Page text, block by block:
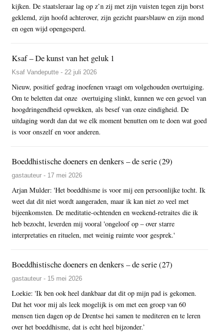
kijken. De staatsleraar lag op z’n zij met zijn vuisten tegen zijn borst
geklemd, zijn hoofd achterover, zijn gezicht paarsblauw en zijn mond
en ogen wijd opengesperd.
Ksaf – De kunst van het geluk 1
Ksaf Vandeputte - 22 juli 2026
Nieuw, positief gedrag inoefenen vraagt om volgehouden overtuiging.
Om te beletten dat onze overtuiging slinkt, kunnen we een gevoel van
hoogdringendheid opwekken, als besef van onze eindigheid. De
uitdaging wordt dan dat we elk moment benutten om te doen wat goed
is voor onszelf en voor anderen.
Boeddhistische doeners en denkers – de serie (29)
gastauteur - 17 mei 2026
Arjan Mulder: 'Het boeddhisme is voor mij een persoonlijke tocht. Ik
weet dat dit niet wordt aangeraden, maar ik kan niet zo veel met
bijeenkomsten. De meditatie-ochtenden en weekend-retraites die ik
heb bezocht, leverden mij vooral 'ongeloof op – over starre
interpretaties en rituelen, met weinig ruimte voor gesprek.'
Boeddhistische doeners en denkers – de serie (27)
gastauteur - 15 mei 2026
Loekie: 'Ik ben ook heel dankbaar dat dit op mijn pad is gekomen.
Dat het voor mij als leek mogelijk is om met een groep van 60
mensen tien dagen op de Drentse hei samen te mediteren en te leren
over het boeddhisme, dat is echt heel bijzonder.’